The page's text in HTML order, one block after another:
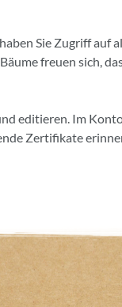
Sie Zugriff auf
freuen sich,
Im
Zertifikate